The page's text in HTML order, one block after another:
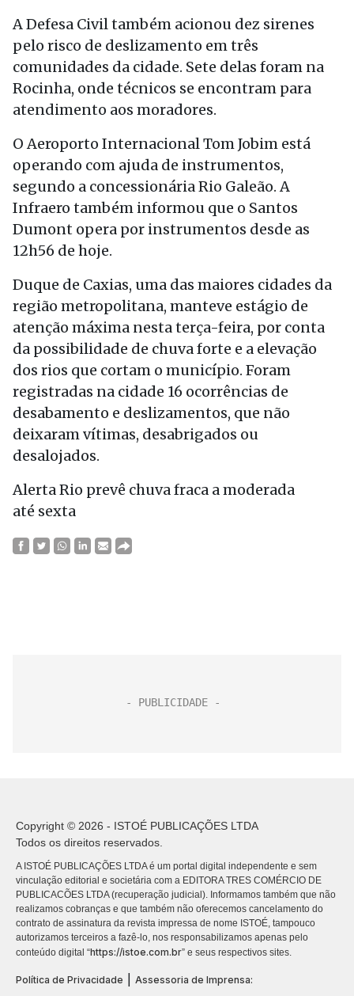
A Defesa Civil também acionou dez sirenes
pelo risco de deslizamento em três
comunidades da cidade. Sete delas foram na
Rocinha, onde técnicos se encontram para
atendimento aos moradores.
O Aeroporto Internacional Tom Jobim está
operando com ajuda de instrumentos,
segundo a concessionária Rio Galeão. A
Infraero também informou que o Santos
Dumont opera por instrumentos desde as
12h56 de hoje.
Duque de Caxias, uma das maiores cidades da
região metropolitana, manteve estágio de
atenção máxima nesta terça-feira, por conta
da possibilidade de chuva forte e a elevação
dos rios que cortam o município. Foram
registradas na cidade 16 ocorrências de
desabamento e deslizamentos, que não
deixaram vítimas, desabrigados ou
desalojados.
Alerta Rio prevê chuva fraca a moderada
até sexta
Copyright © 2026 - ISTOÉ PUBLICAÇÕES LTDA
Todos os direitos reservados.
A ISTOÉ PUBLICAÇÕES LTDA é um portal digital independente e sem
vinculação editorial e societária com a EDITORA TRES COMÉRCIO DE
PUBLICACÕES LTDA (recuperação judicial). Informamos também que não
realizamos cobranças e que também não oferecemos cancelamento do
contrato de assinatura da revista impressa de nome ISTOÉ, tampouco
autorizamos terceiros a fazê-lo, nos responsabilizamos apenas pelo
conteúdo digital “https://istoe.com.br” e seus respectivos sites.
Política de Privacidade
Assessoria de Imprensa: